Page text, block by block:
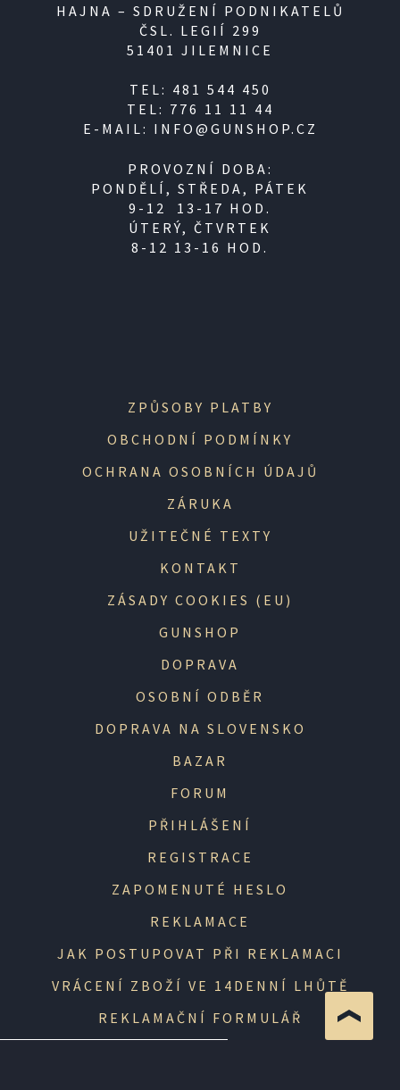
HAJNA – SDRUŽENÍ PODNIKATELŮ
ČSL. LEGIÍ 299
51401 JILEMNICE
TEL: 481 544 450
TEL: 776 11 11 44
E-MAIL: INFO@GUNSHOP.CZ
PROVOZNÍ DOBA:
PONDĚLÍ, STŘEDA, PÁTEK
9-12 13-17 HOD.
ÚTERÝ, ČTVRTEK
8-12 13-16 HOD.
ZPŮSOBY PLATBY
OBCHODNÍ PODMÍNKY
OCHRANA OSOBNÍCH ÚDAJŮ
ZÁRUKA
UŽITEČNÉ TEXTY
KONTAKT
ZÁSADY COOKIES (EU)
GUNSHOP
DOPRAVA
OSOBNÍ ODBĚR
DOPRAVA NA SLOVENSKO
BAZAR
FORUM
PŘIHLÁŠENÍ
REGISTRACE
ZAPOMENUTÉ HESLO
REKLAMACE
JAK POSTUPOVAT PŘI REKLAMACI
VRÁCENÍ ZBOŽÍ VE 14DENNÍ LHŮTĚ
REKLAMAČNÍ FORMULÁŘ